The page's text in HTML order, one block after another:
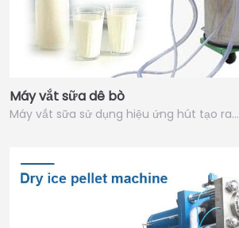
Máy vắt sữa dê bò
Máy vắt sữa sử dụng hiệu ứng hút tạo ra…